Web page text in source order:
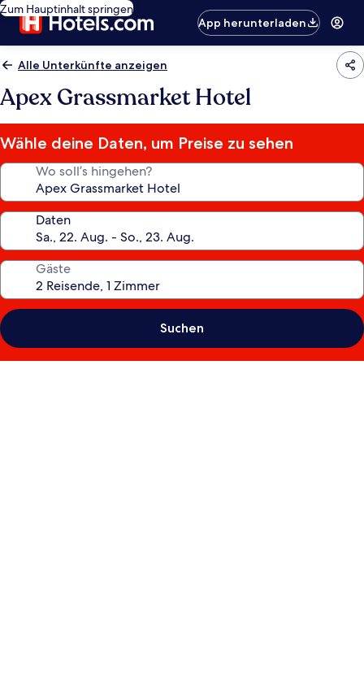
Zum Hauptinhalt springen
App herunterladen
Alle Unterkünfte anzeigen
Apex Grassmarket Hotel
Wähle deine Daten, um Preise zu sehen
Wo soll’s hingehen?
Daten
Gäste
Suchen